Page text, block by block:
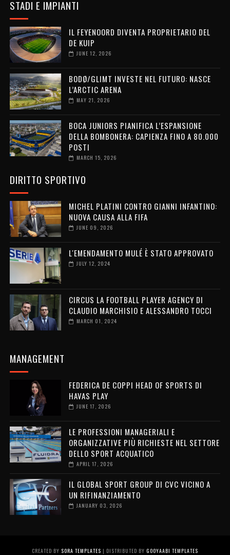
STADI E IMPIANTI
IL FEYENOORD DIVENTA PROPRIETARIO DEL
DE KUIP
JUNE 12, 2026
BODØ/GLIMT INVESTE NEL FUTURO: NASCE
L’ARCTIC ARENA
MAY 21, 2026
BOCA JUNIORS PIANIFICA L’ESPANSIONE
DELLA BOMBONERA: CAPIENZA FINO A 80.000
POSTI
MARCH 15, 2026
DIRITTO SPORTIVO
MICHEL PLATINI CONTRO GIANNI INFANTINO:
NUOVA CAUSA ALLA FIFA
JUNE 09, 2026
L'EMENDAMENTO MULÉ È STATO APPROVATO
JULY 12, 2024
CIRCUS LA FOOTBALL PLAYER AGENCY DI
CLAUDIO MARCHISIO E ALESSANDRO TOCCI
MARCH 01, 2024
MANAGEMENT
FEDERICA DE COPPI HEAD OF SPORTS DI
HAVAS PLAY
JUNE 17, 2026
LE PROFESSIONI MANAGERIALI E
ORGANIZZATIVE PIÙ RICHIESTE NEL SETTORE
DELLO SPORT ACQUATICO
APRIL 17, 2026
IL GLOBAL SPORT GROUP DI CVC VICINO A
UN RIFINANZIAMENTO
JANUARY 03, 2026
CREATED BY SORA TEMPLATES | DISTRIBUTED BY GOOYAABI TEMPLATES